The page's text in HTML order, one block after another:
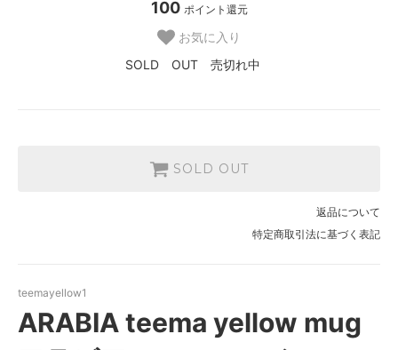
100 ポイント還元
お気に入り
SOLD OUT 売切れ中
SOLD OUT
返品について
特定商取引法に基づく表記
teemayellow1
ARABIA teema yellow mug